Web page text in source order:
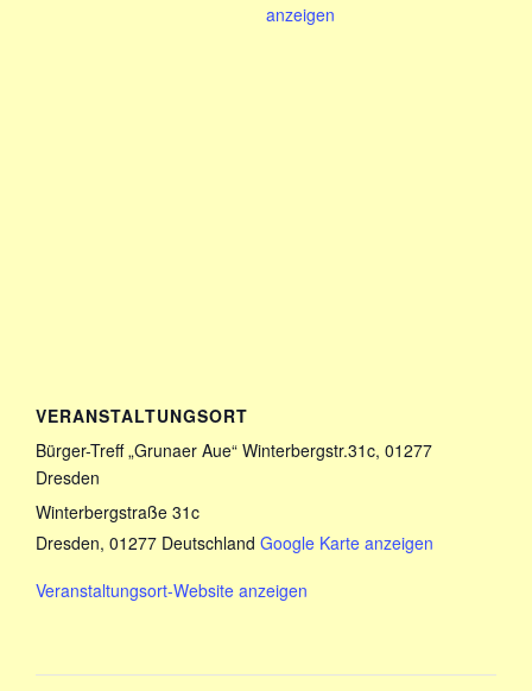
anzeigen
VERANSTALTUNGSORT
Bürger-Treff „Grunaer Aue“ Winterbergstr.31c, 01277
Dresden
Winterbergstraße 31c
Dresden, 01277 Deutschland Google Karte anzeigen
Veranstaltungsort-Website anzeigen